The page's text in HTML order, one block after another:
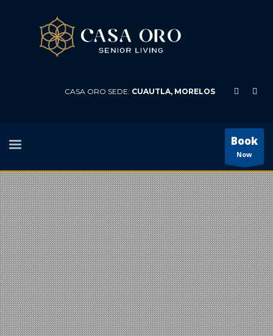
CASA ORO SEDE: CUAUTLA, MORELOS
Book
Now